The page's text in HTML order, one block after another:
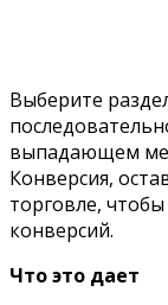
Выберите
выпадающем
Конверсия,
торговле,
конверсий.
Что это дает